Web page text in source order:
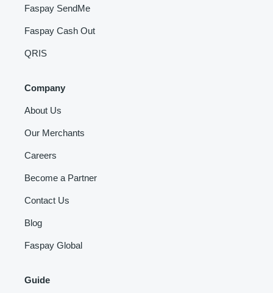
Faspay SendMe
Faspay Cash Out
QRIS
Company
About Us
Our Merchants
Careers
Become a Partner
Contact Us
Blog
Faspay Global
Guide